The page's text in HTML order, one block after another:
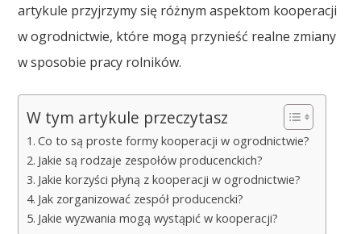
artykule przyjrzymy się różnym aspektom kooperacji
w ogrodnictwie, które mogą przynieść realne zmiany
w sposobie pracy rolników.
W tym artykule przeczytasz
Co to są proste formy kooperacji w ogrodnictwie?
Jakie są rodzaje zespołów producenckich?
Jakie korzyści płyną z kooperacji w ogrodnictwie?
Jak zorganizować zespół producencki?
Jakie wyzwania mogą wystąpić w kooperacji?